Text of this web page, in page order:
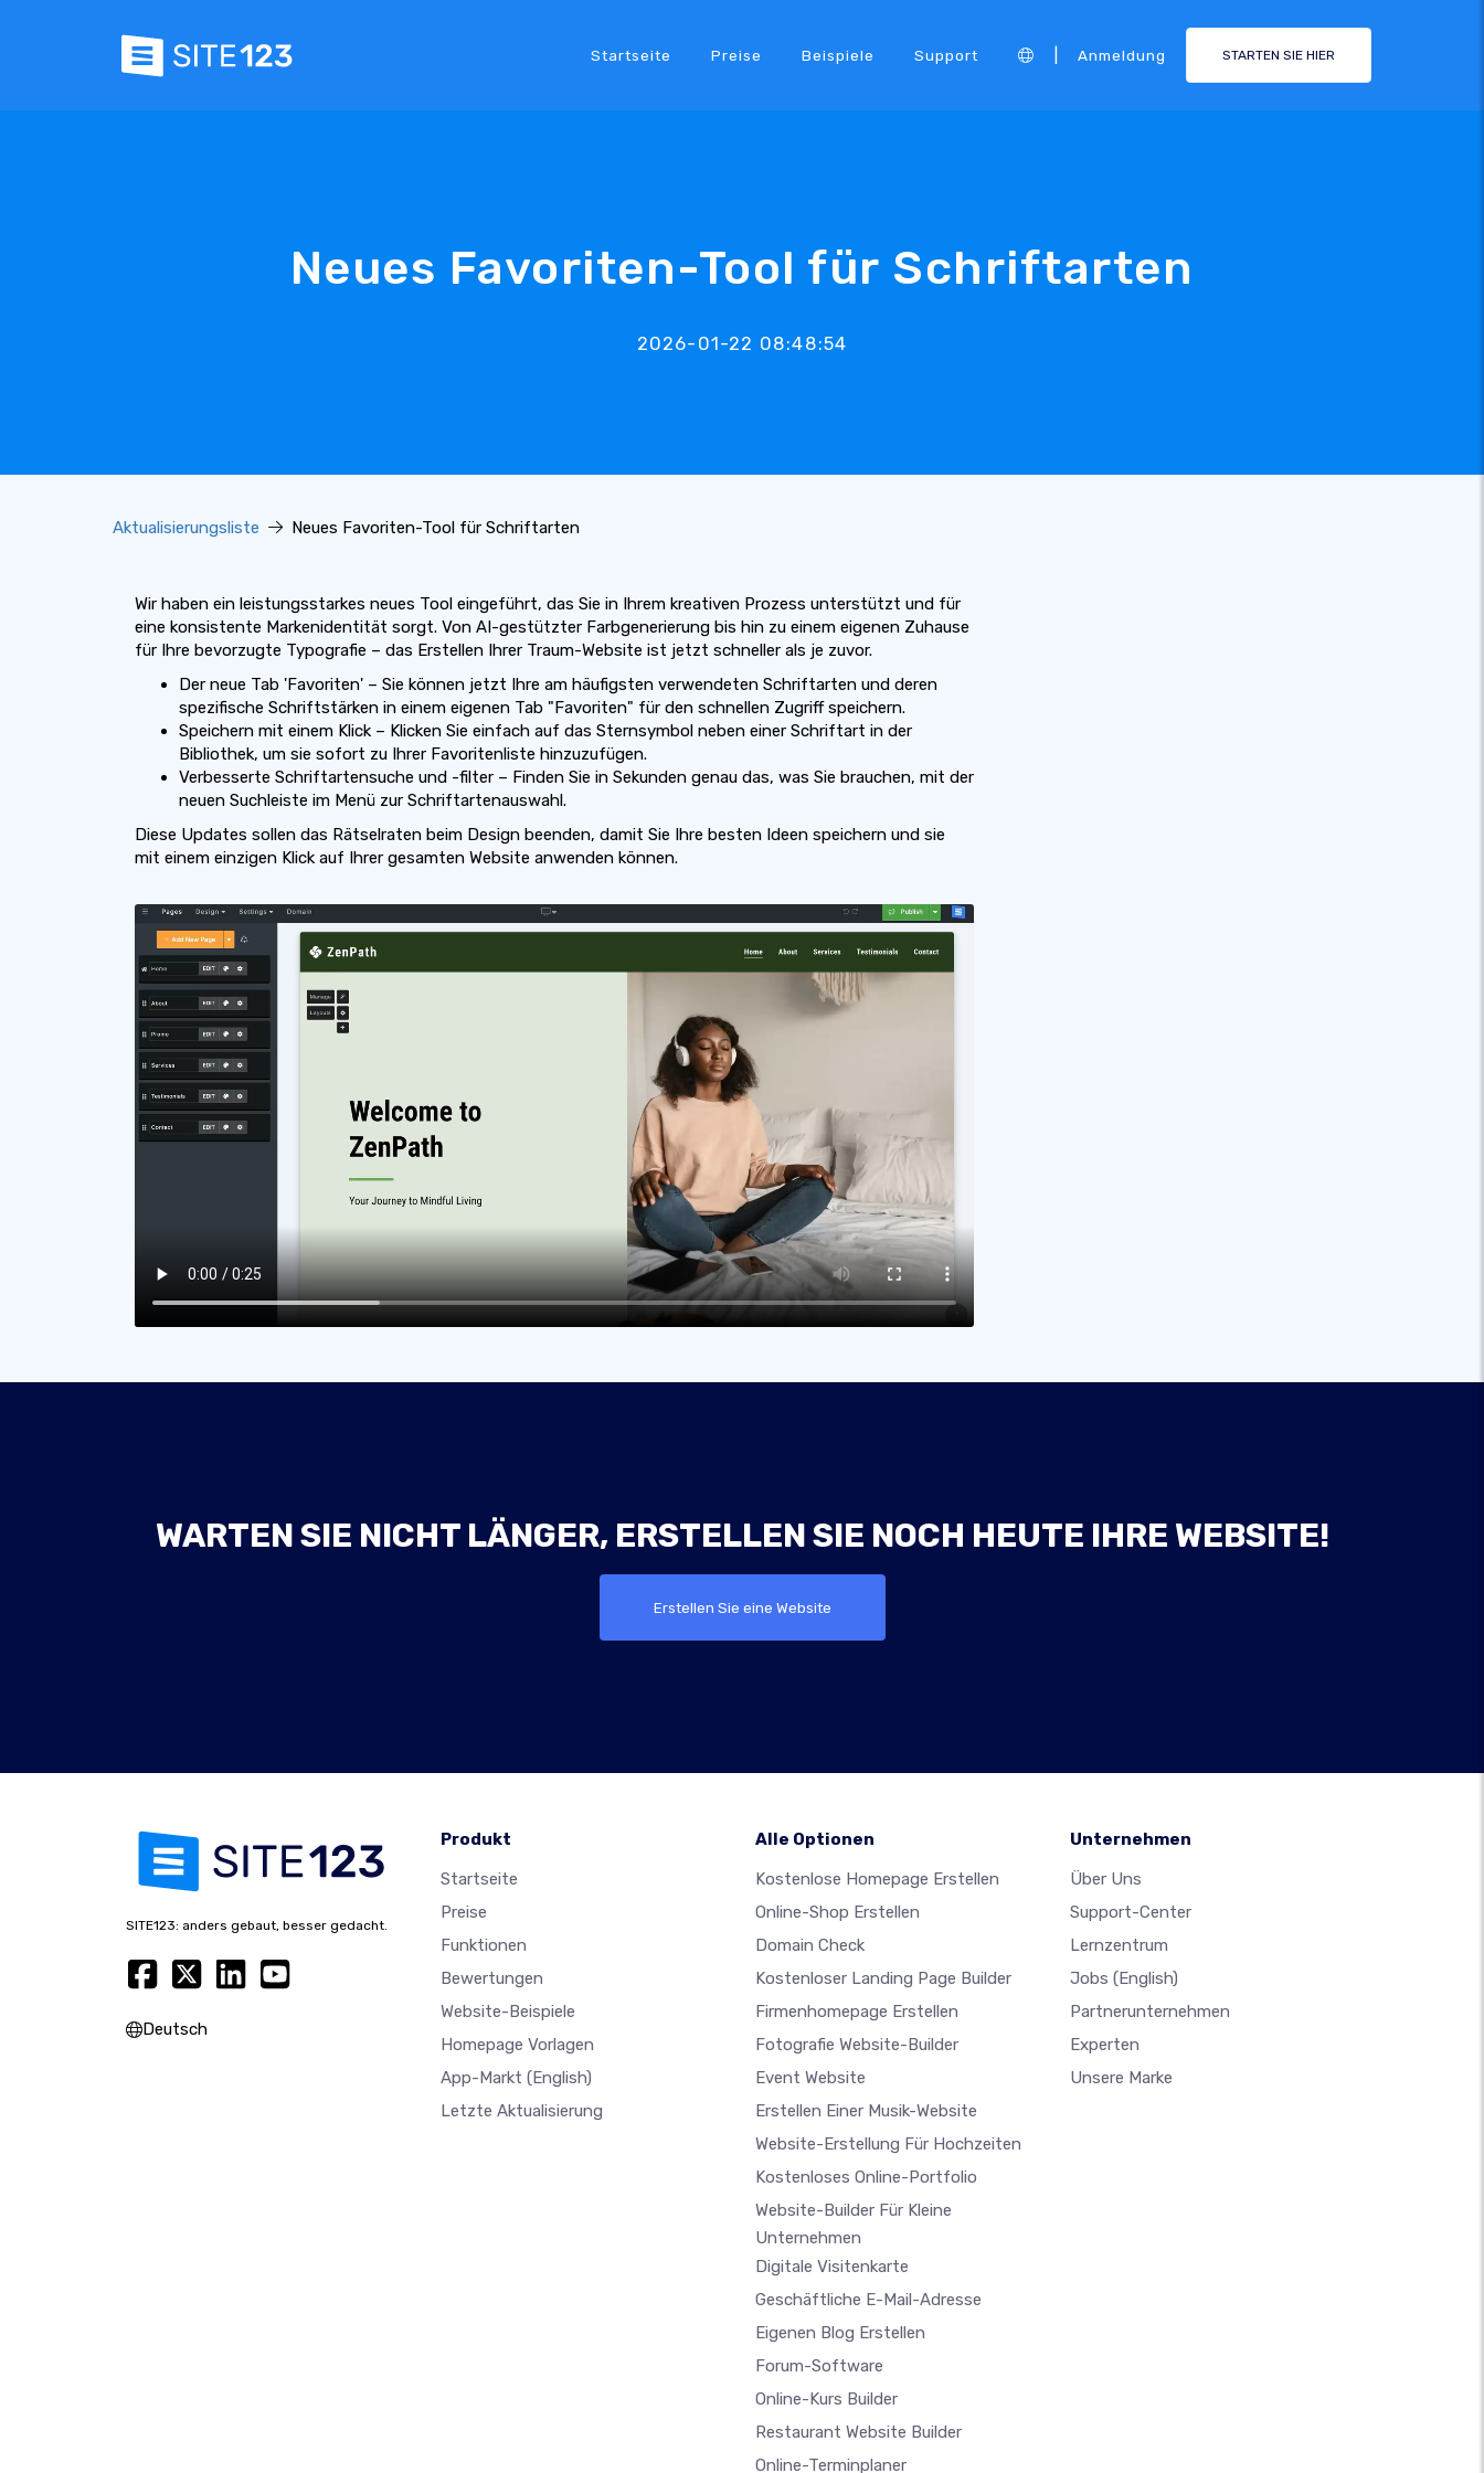
Startseite Preise Beispiele Support Anmeldung STARTEN SIE HIER
Neues Favoriten-Tool für Schriftarten
2026-01-22 08:48:54
Aktualisierungsliste Neues Favoriten-Tool für Schriftarten
Wir haben ein leistungsstarkes neues Tool eingeführt, das Sie in Ihrem kreativen Prozess unterstützt und für
eine konsistente Markenidentität sorgt. Von AI-gestützter Farbgenerierung bis hin zu einem eigenen Zuhause
für Ihre bevorzugte Typografie – das Erstellen Ihrer Traum-Website ist jetzt schneller als je zuvor.
Der neue Tab 'Favoriten' – Sie können jetzt Ihre am häufigsten verwendeten Schriftarten und deren
spezifische Schriftstärken in einem eigenen Tab "Favoriten" für den schnellen Zugriff speichern.
Speichern mit einem Klick – Klicken Sie einfach auf das Sternsymbol neben einer Schriftart in der
Bibliothek, um sie sofort zu Ihrer Favoritenliste hinzuzufügen.
Verbesserte Schriftartensuche und -filter – Finden Sie in Sekunden genau das, was Sie brauchen, mit der
neuen Suchleiste im Menü zur Schriftartenauswahl.
Diese Updates sollen das Rätselraten beim Design beenden, damit Sie Ihre besten Ideen speichern und sie
mit einem einzigen Klick auf Ihrer gesamten Website anwenden können.
WARTEN SIE NICHT LÄNGER, ERSTELLEN SIE NOCH HEUTE IHRE WEBSITE!
Erstellen Sie eine Website
SITE123: anders gebaut, besser gedacht.
Deutsch
Produkt
Startseite
Preise
Funktionen
Bewertungen
Website-Beispiele
Homepage Vorlagen
App-Markt (English)
Letzte Aktualisierung
Alle Optionen
Kostenlose Homepage Erstellen
Online-Shop Erstellen
Domain Check
Kostenloser Landing Page Builder
Firmenhomepage Erstellen
Fotografie Website-Builder
Event Website
Erstellen Einer Musik-Website
Website-Erstellung Für Hochzeiten
Kostenloses Online-Portfolio
Website-Builder Für Kleine
Unternehmen
Digitale Visitenkarte
Geschäftliche E-Mail-Adresse
Eigenen Blog Erstellen
Forum-Software
Online-Kurs Builder
Restaurant Website Builder
Online-Terminplaner
Unternehmen
Über Uns
Support-Center
Lernzentrum
Jobs (English)
Partnerunternehmen
Experten
Unsere Marke